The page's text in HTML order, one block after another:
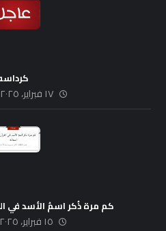
١٧ فبراير، ٢٠٢٥
كم مرة ذُكر اسمُ الأسد في
١٥ فبراير، ٢٠٢٥